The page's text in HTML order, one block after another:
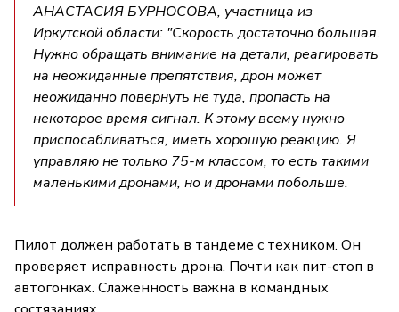
АНАСТАСИЯ БУРНОСОВА, участница из
Иркутской области: "Скорость достаточно большая.
Нужно обращать внимание на детали, реагировать
на неожиданные препятствия, дрон может
неожиданно повернуть не туда, пропасть на
некоторое время сигнал. К этому всему нужно
приспосабливаться, иметь хорошую реакцию. Я
управляю не только 75-м классом, то есть такими
маленькими дронами, но и дронами побольше.
Пилот должен работать в тандеме с техником. Он
проверяет исправность дрона. Почти как пит-стоп в
автогонках. Слаженность важна в командных